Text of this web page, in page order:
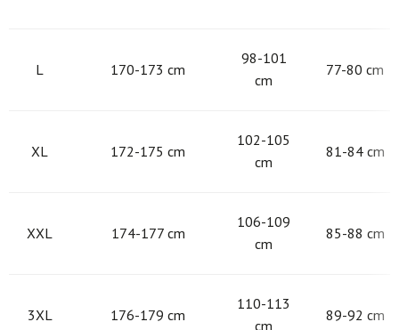
L 170-173 cm
98-101
cm
77-80 cm
XL 172-175 cm
102-105
cm
81-84 cm
XXL 174-177 cm
106-109
cm
85-88 cm
3XL 176-179 cm
110-113
cm
89-92 cm